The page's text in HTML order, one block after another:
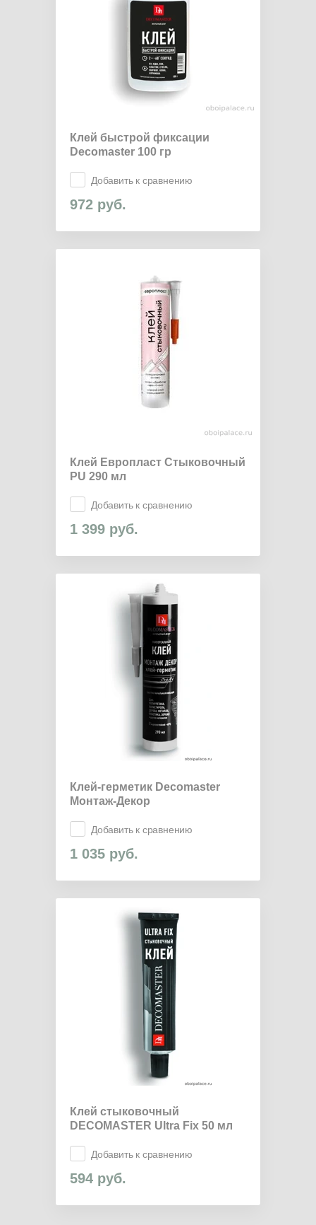
Клей быстрой фиксации
Decomaster 100 гр
Добавить к сравнению
972 руб.
Клей Европласт Стыковочный
PU 290 мл
Добавить к сравнению
1 399 руб.
Клей-герметик Decomaster
Монтаж-Декор
Добавить к сравнению
1 035 руб.
Клей стыковочный
DECOMASTER Ultra Fix 50 мл
Добавить к сравнению
594 руб.